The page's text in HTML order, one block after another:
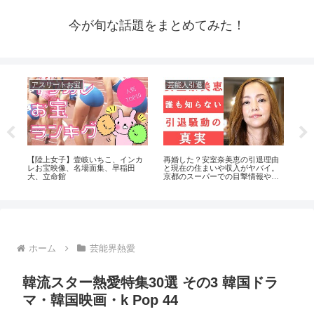
今が旬な話題をまとめてみた！
アスリートお宝
【陸上女子】壹岐いちこ、インカ
レお宝映像、名場面集、早稲田
大、立命館
芸能人引退
再婚した？安室奈美恵の引退理由
と現在の住まいや収入がヤバイ。
京都のスーパーでの目撃情報や西
ホーム 芸能界熱愛
韓流スター熱愛特集30選 その3 韓国ドラ
マ・韓国映画・k Pop 44